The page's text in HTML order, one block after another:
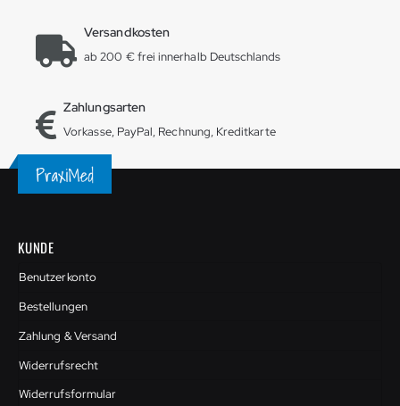
Versandkosten
ab 200 € frei innerhalb Deutschlands
Zahlungsarten
Vorkasse, PayPal, Rechnung, Kreditkarte
KUNDE
Benutzerkonto
Bestellungen
Zahlung & Versand
Widerrufsrecht
Widerrufsformular